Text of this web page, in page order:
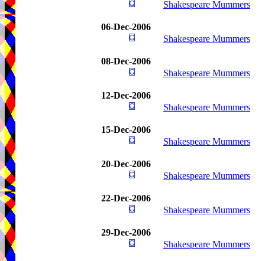
Shakespeare Mummers
06-Dec-2006
Shakespeare Mummers
08-Dec-2006
Shakespeare Mummers
12-Dec-2006
Shakespeare Mummers
15-Dec-2006
Shakespeare Mummers
20-Dec-2006
Shakespeare Mummers
22-Dec-2006
Shakespeare Mummers
29-Dec-2006
Shakespeare Mummers